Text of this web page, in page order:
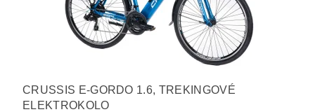
CRUSSIS E-GORDO 1.6, TREKINGOVÉ
ELEKTROKOLO